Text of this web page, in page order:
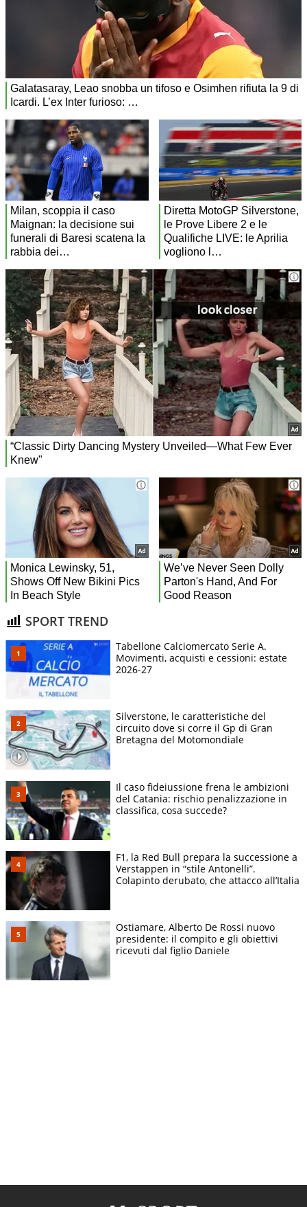
SPORT TREND
Tabellone Calciomercato Serie A.
Movimenti, acquisti e cessioni: estate
2026-27
Silverstone, le caratteristiche del
circuito dove si corre il Gp di Gran
Bretagna del Motomondiale
Il caso fideiussione frena le ambizioni
del Catania: rischio penalizzazione in
classifica, cosa succede?
F1, la Red Bull prepara la successione a
Verstappen in “stile Antonelli”.
Colapinto derubato, che attacco all’Italia
Ostiamare, Alberto De Rossi nuovo
presidente: il compito e gli obiettivi
ricevuti dal figlio Daniele